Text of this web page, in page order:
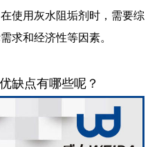
使用灰水阻垢剂时，需要综
求和经济性等因素。
缺点有哪些呢？